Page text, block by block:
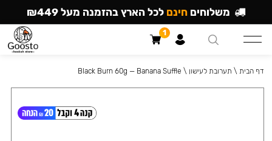
דף הבית \ תערובת לעישון \
Black Burn 60g — Banana Suffle
משלוחים חינם לכל הארץ בהזמנה מעל ₪449
1